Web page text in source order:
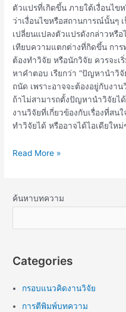
ตัวแปรที่เกิดขึ้น ภายใต้เงื่อนไข
ว่าเงื่อนไขหรือสถานการณ์นั้นๆ
เปลี่ยนแปลงตัวแปรดังกล่าวหรือ
เทียบความแตกต่างที่กิดขึ้น การ
ต้องทำวิจัย หรือนักวิจัย ควรจะ
หาคำตอบ เรียกว่า “ปัญหานำวิจั
ถนัด เพราะอาจจะต้องอยู่กับงา
ถ้าไม่สามารถตั้งปัญหานำวิจัยไ
งานวิจัยที่เกี่ยวข้องกับเรื่องที่สน
ทำวิจัยได้ หรืออาจได้ไอเดียให
Read More »
ค้นหาบทความ
Categories
กรอบแนวคิดงานวิจัย
การตีพิมพ์บทความ